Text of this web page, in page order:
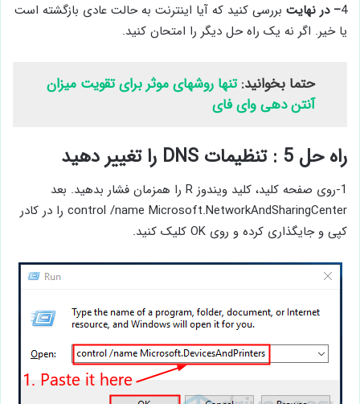
4– در نهایت بررسی کنید که آیا اینترنت به حالت عادی بازگشته است
یا خیر. اگر نه یک راه حل دیگر را امتحان کنید.
حتما بخوانید:تنها روشهای موثر برای تقویت میزان
آنتن دهی وای فای
راه حل 5 : تنظیمات DNS را تغییر دهید
1-روی صفحه کلید، کلید ویندوز R را همزمان فشار بدهید. بعد
control /name Microsoft.NetworkAndSharingCenter را در کادر
کپی و جایگذاری کرده و روی OK کلیک کنید.